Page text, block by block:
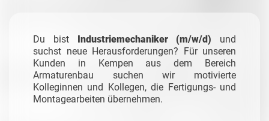
Du bist Industriemechaniker (m/w/d) und
suchst neue Herausforderungen? Für unseren
Kunden in Kempen aus dem Bereich
Armaturenbau suchen wir motivierte
Kolleginnen und Kollegen, die Fertigungs- und
Montagearbeiten übernehmen.